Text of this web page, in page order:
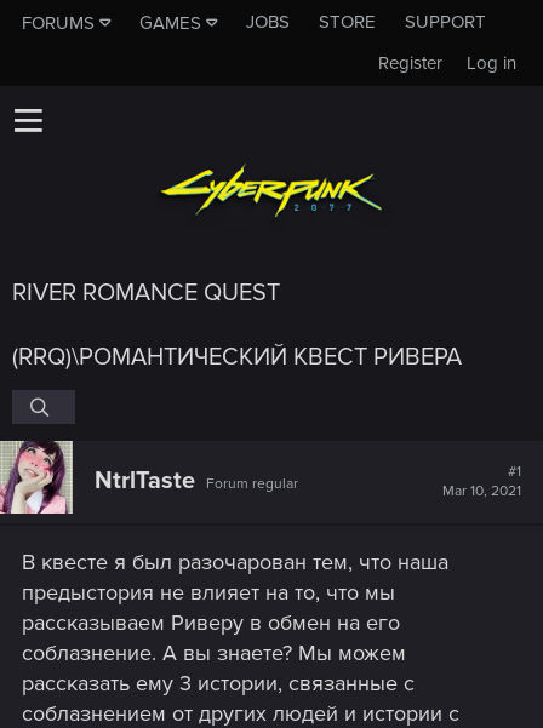
FORUMS GAMES JOBS STORE
SUPPORT
Log in
Register
RIVER ROMANCE QUEST
(RRQ)\РОМАНТИЧЕСКИЙ КВЕСТ РИВЕРА
NtrlTaste Forum regular
#1
Mar 10, 2021
В квесте я был разочарован тем, что наша
предыстория не влияет на то, что мы
рассказываем Риверу в обмен на его
соблазнение. А вы знаете? Мы можем
рассказать ему 3 истории, связанные с
соблазнением от других людей и истории с